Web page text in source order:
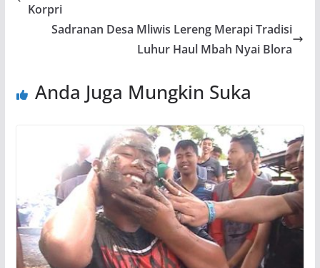
Korpri
Sadranan Desa Mliwis Lereng Merapi Tradisi
Luhur Haul Mbah Nyai Blora
Anda Juga Mungkin Suka